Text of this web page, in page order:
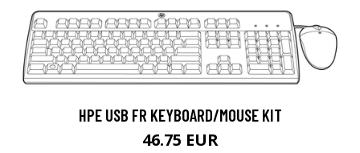
HPE USB FR KEYBOARD/MOUSE KIT
46.75 EUR